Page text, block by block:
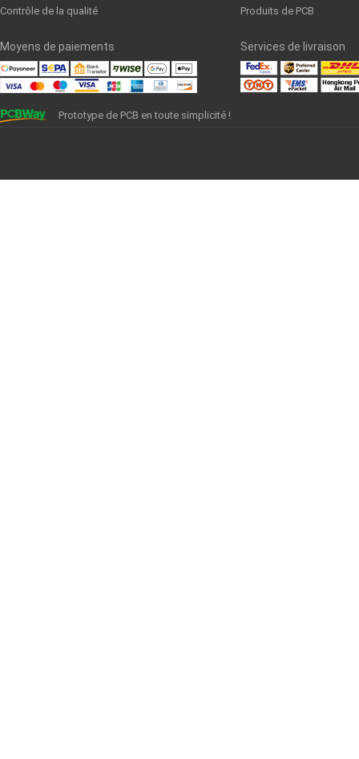
Contrôle de la qualité
Produits de PCB
Moyens de paiements Services de livraison
Prototype de PCB en toute simplicité !